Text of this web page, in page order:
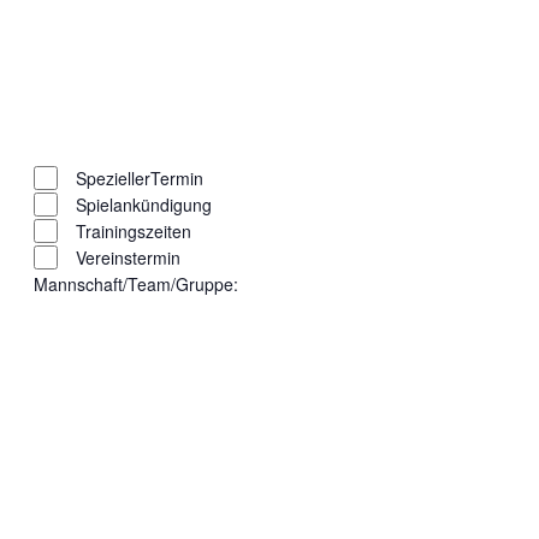
entfernen
Veranstaltung
Filter
schließen
SpeziellerTermin
Spielankündigung
Trainingszeiten
Vereinstermin
Mannschaft/Team/Gruppe: